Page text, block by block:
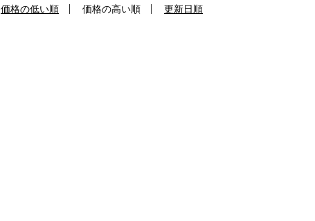
価格の低い順 価格の高い順 更新日順